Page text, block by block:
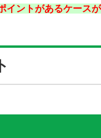
ントがあるケースが